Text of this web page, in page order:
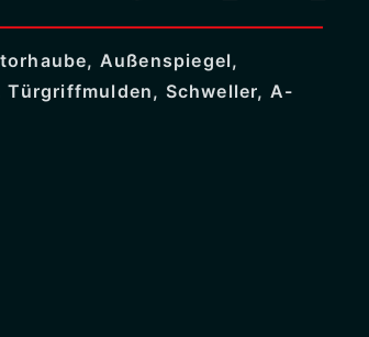
Außenspiegel,
Türgriffmulden, Schweller, A-